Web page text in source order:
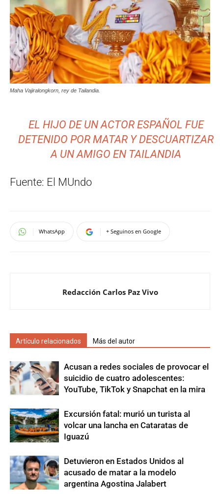
Maha Vajiralongkorn, rey de Tailandia.
EL HIJO DE UN ACTOR ESPAÑOL FUE
DETENIDO POR MATAR Y DESCUARTIZAR
A UN AMIGO EN TAILANDIA
Fuente: El MUndo
WhatsApp + Seguinos en Google
Redacción Carlos Paz Vivo
Artículo relacionados Más del autor
Acusan a redes sociales de provocar el
suicidio de cuatro adolescentes:
YouTube, TikTok y Snapchat en la mira
Excursión fatal: murió un turista al
volcar una lancha en Cataratas de
Iguazú
Detuvieron en Estados Unidos al
acusado de matar a la modelo
argentina Agostina Jalabert